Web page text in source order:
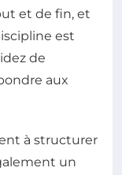
et de fin, et
est
de
aux
à structurer
un